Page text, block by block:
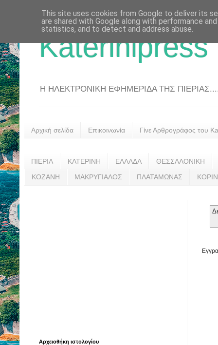
Katerinipress
Η ΗΛΕΚΤΡΟΝΙΚΗ ΕΦΗΜΕΡΙΔΑ ΤΗΣ
Αρχική σελίδα Επικοινωνία Γίνε Αρθρογράφος του
ΠΙΕΡΙΑ ΚΑΤΕΡΙΝΗ ΕΛΛΑΔΑ ΘΕΣΣΑΛΟΝΙΚΗ
ΚΟΖΑΝΗ ΜΑΚΡΥΓΙΑΛΟΣ ΠΛΑΤΑΜΩΝΑΣ
Αρχειοθήκη ιστολογίου
This site uses cookies from Google to deliver its
are shared with Google along with performance
statistics, and to detect and address abuse.